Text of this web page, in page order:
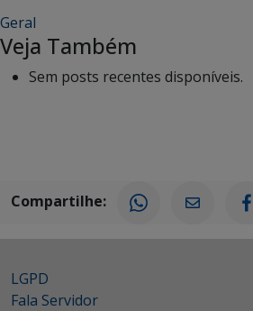
Geral
Veja Também
Sem posts recentes disponíveis.
Compartilhe:
LGPD
Fala Servidor